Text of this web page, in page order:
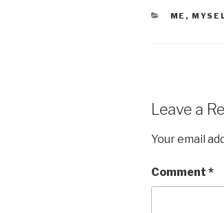
ME,
Leave a
Your email
Comment *